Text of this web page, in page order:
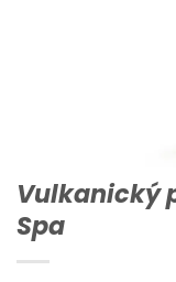
Vulkanický
Spa